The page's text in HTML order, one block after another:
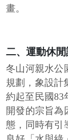
畫。
二、運動休
冬山河親水公
規劃，象設計
約起至民國83
開發的宗旨為
態，同時有引